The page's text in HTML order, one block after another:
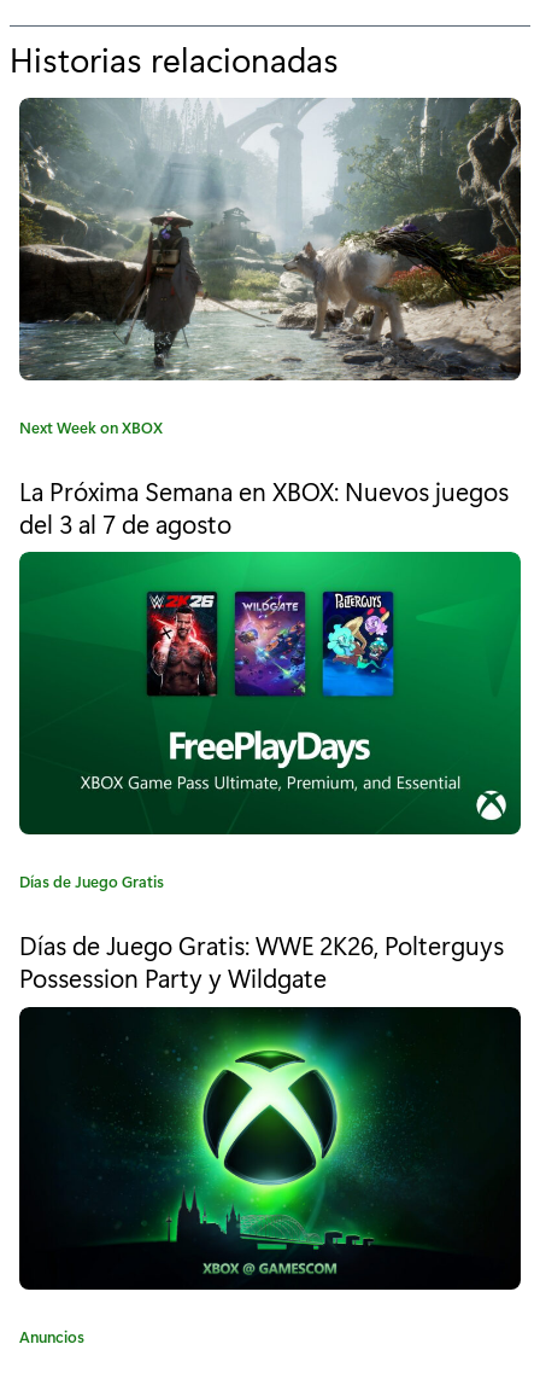
Historias relacionadas
o
r
"
D
í
a
s
j
e
g
o
g
r
a
t
s
D
e
a
d
b
y
C
e
g
o
Next Week on XBOX
La Próxima Semana en XBOX: Nuevos juegos
del 3 al 7 de agosto
C
t
e
g
o
Días de Juego Gratis
Días de Juego Gratis: WWE 2K26, Polterguys
Possession Party y Wildgate
C
Anuncios